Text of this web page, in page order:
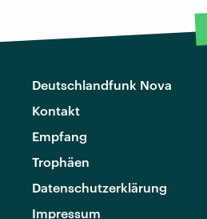
Deutschlandfunk Nova
Kontakt
Empfang
Trophäen
Datenschutzerklärung
Impressum